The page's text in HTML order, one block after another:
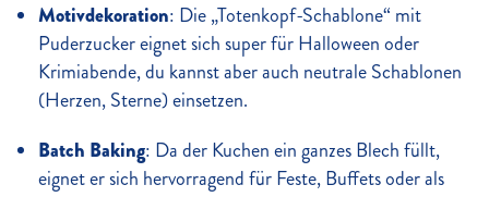
Motivdekoration: Die „Totenkopf-Schablone“ mit
Puderzucker eignet sich super für Halloween oder
Krimiabende, du kannst aber auch neutrale Schablonen
(Herzen, Sterne) einsetzen.
Batch Baking: Da der Kuchen ein ganzes Blech füllt,
eignet er sich hervorragend für Feste, Buffets oder als